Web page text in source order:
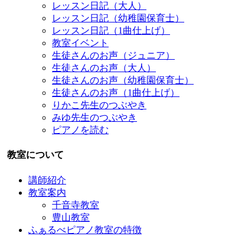
レッスン日記（大人）
レッスン日記（幼稚園保育士）
レッスン日記（1曲仕上げ）
教室イベント
生徒さんのお声（ジュニア）
生徒さんのお声（大人）
生徒さんのお声（幼稚園保育士）
生徒さんのお声（1曲仕上げ）
りかこ先生のつぶやき
みゆ先生のつぶやき
ピアノを読む
教室について
講師紹介
教室案内
千音寺教室
豊山教室
ふぁるべピアノ教室の特徴